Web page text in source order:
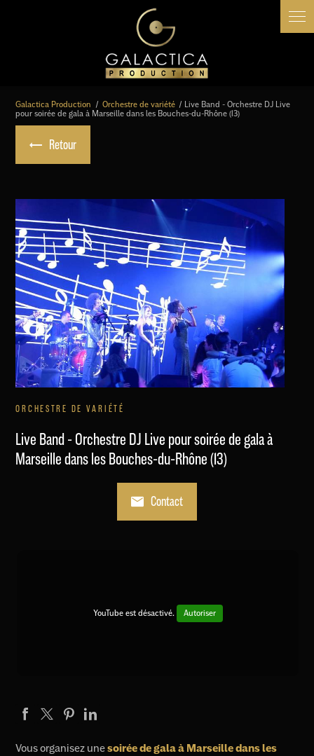
Galactica Production Orchestre de variété
Live Band - Orchestre DJ Live
pour soirée de gala à Marseille dans les Bouches-du-Rhône (13)
Retour
ORCHESTRE DE VARIÉTÉ
Live Band - Orchestre DJ Live pour soirée de gala à
Marseille dans les Bouches-du-Rhône (13)
Contact
YouTube est désactivé. Autoriser
Vous organisez unesoirée de gala à Marseille dans les
Panneau de gestion des cookies